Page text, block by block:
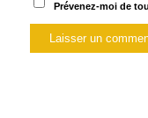
Prévenez-moi de